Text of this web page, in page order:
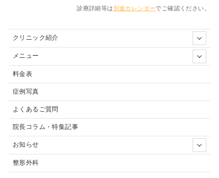
診療詳細等は 別途カレンダーでご確認ください。
クリニック紹介
メニュー
料金表
症例写真
よくあるご質問
院長コラム・特集記事
お知らせ
整形外科